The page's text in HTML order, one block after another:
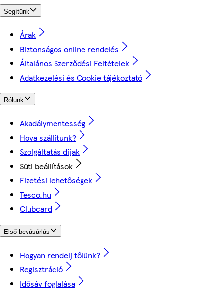
Segítünk
Árak
Biztonságos online rendelés
Általános Szerződési Feltételek
Adatkezelési és Cookie tájékoztató
Rólunk
Akadálymentesség
Hova szállítunk?
Szolgáltatás díjak
Süti beállítások
Fizetési lehetőségek
Tesco.hu
Clubcard
Első bevásárlás
Hogyan rendelj tőlünk?
Regisztráció
Idősáv foglalása